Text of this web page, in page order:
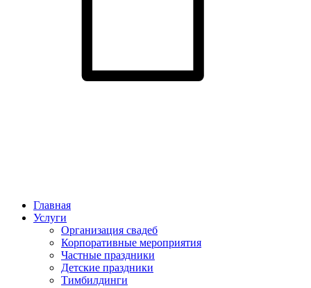
Главная
Услуги
Организация свадеб
Корпоративные мероприятия
Частные праздники
Детские праздники
Тимбилдинги